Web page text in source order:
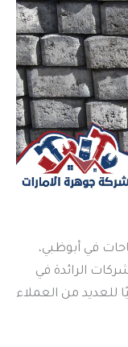
في أبوظبي،
الرائدة في
للعديد من العملاء